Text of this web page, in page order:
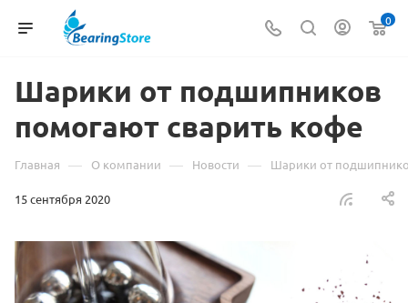
0
Шарики от подшипников
помогают сварить кофе
Главная — О компании — Новости — Шарики от
15 сентября 2020